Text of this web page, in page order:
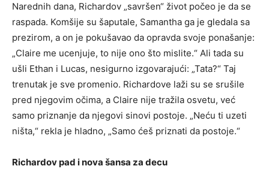
Narednih dana, Richardov „savršen“ život počeo je da se
raspada. Komšije su šaputale, Samantha ga je gledala sa
prezirom, a on je pokušavao da opravda svoje ponašanje:
„Claire me ucenjuje, to nije ono što mislite.“ Ali tada su
ušli Ethan i Lucas, nesigurno izgovarajući: „Tata?“ Taj
trenutak je sve promenio. Richardove laži su se srušile
pred njegovim očima, a Claire nije tražila osvetu, već
samo priznanje da njegovi sinovi postoje. „Neću ti uzeti
ništa,“ rekla je hladno, „Samo ćeš priznati da postoje.“
Richardov pad i nova šansa za decu